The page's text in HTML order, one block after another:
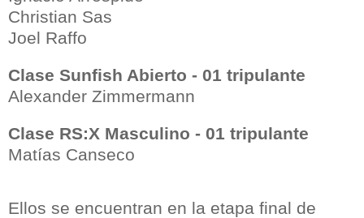
Christian Sas
Joel Raffo
Clase Sunfish Abierto - 01 tripulante
Alexander Zimmermann
Clase RS:X Masculino - 01 tripulante
Matías Canseco
Ellos se encuentran en la etapa final de